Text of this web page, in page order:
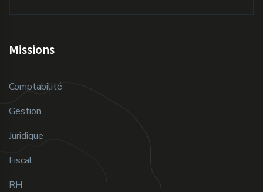
Missions
Comptabilité
Gestion
Juridique
Fiscal
RH